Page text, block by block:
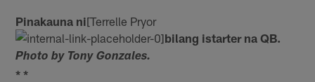
Pinakauna ni[Terrelle Pryor
bilang istarter na QB.
Photo by Tony Gonzales.
* *